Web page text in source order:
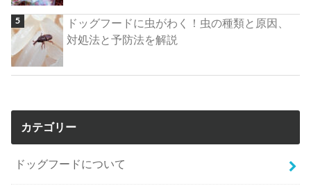
ドッグフードに虫がわく！虫の種類と原因、
対処法と予防法を解説
カテゴリー
ドッグフードについて